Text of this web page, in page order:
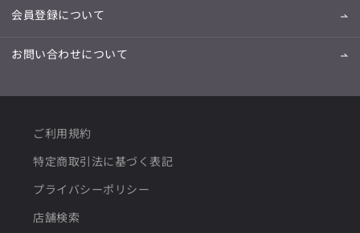
会員登録について
お問い合わせについて
ご利用規約
特定商取引法に基づく表記
プライバシーポリシー
店舗検索